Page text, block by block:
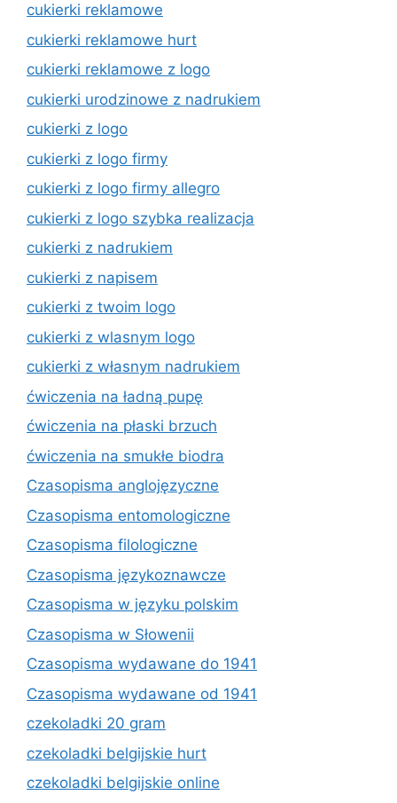
cukierki reklamowe
cukierki reklamowe hurt
cukierki reklamowe z logo
cukierki urodzinowe z nadrukiem
cukierki z logo
cukierki z logo firmy
cukierki z logo firmy allegro
cukierki z logo szybka realizacja
cukierki z nadrukiem
cukierki z napisem
cukierki z twoim logo
cukierki z wlasnym logo
cukierki z własnym nadrukiem
ćwiczenia na ładną pupę
ćwiczenia na płaski brzuch
ćwiczenia na smukłe biodra
Czasopisma anglojęzyczne
Czasopisma entomologiczne
Czasopisma filologiczne
Czasopisma językoznawcze
Czasopisma w języku polskim
Czasopisma w Słowenii
Czasopisma wydawane do 1941
Czasopisma wydawane od 1941
czekoladki 20 gram
czekoladki belgijskie hurt
czekoladki belgijskie online